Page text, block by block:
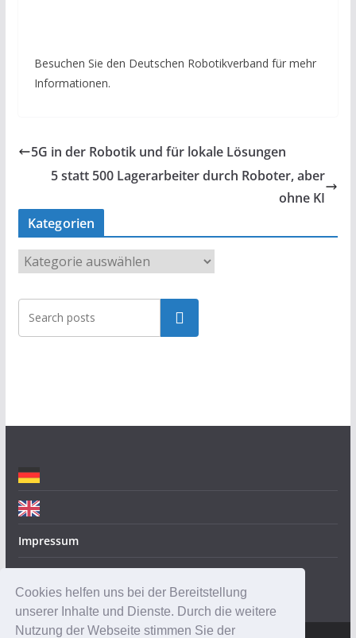
Cookies helfen uns bei der Bereitstellung
unserer Inhalte und Dienste. Durch die weitere
Nutzung der Webseite stimmen Sie der
Besuchen Sie den Deutschen Robotikverband für mehr
Informationen.
5G in der Robotik und für lokale Lösungen
5 statt 500 Lagerarbeiter durch Roboter, aber
ohne KI
Kategorien
t
g
Suchen
Impressum